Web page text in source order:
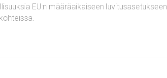
EU:n määräaikaiseen luvitusasetukseen